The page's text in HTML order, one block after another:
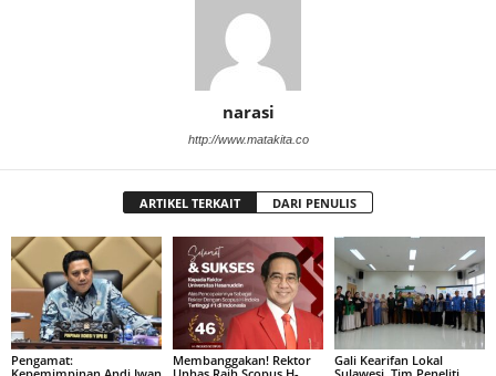
narasi
http://www.matakita.co
ARTIKEL TERKAIT DARI PENULIS
Pengamat:
Membanggakan! Rektor
Gali Kearifan Lokal